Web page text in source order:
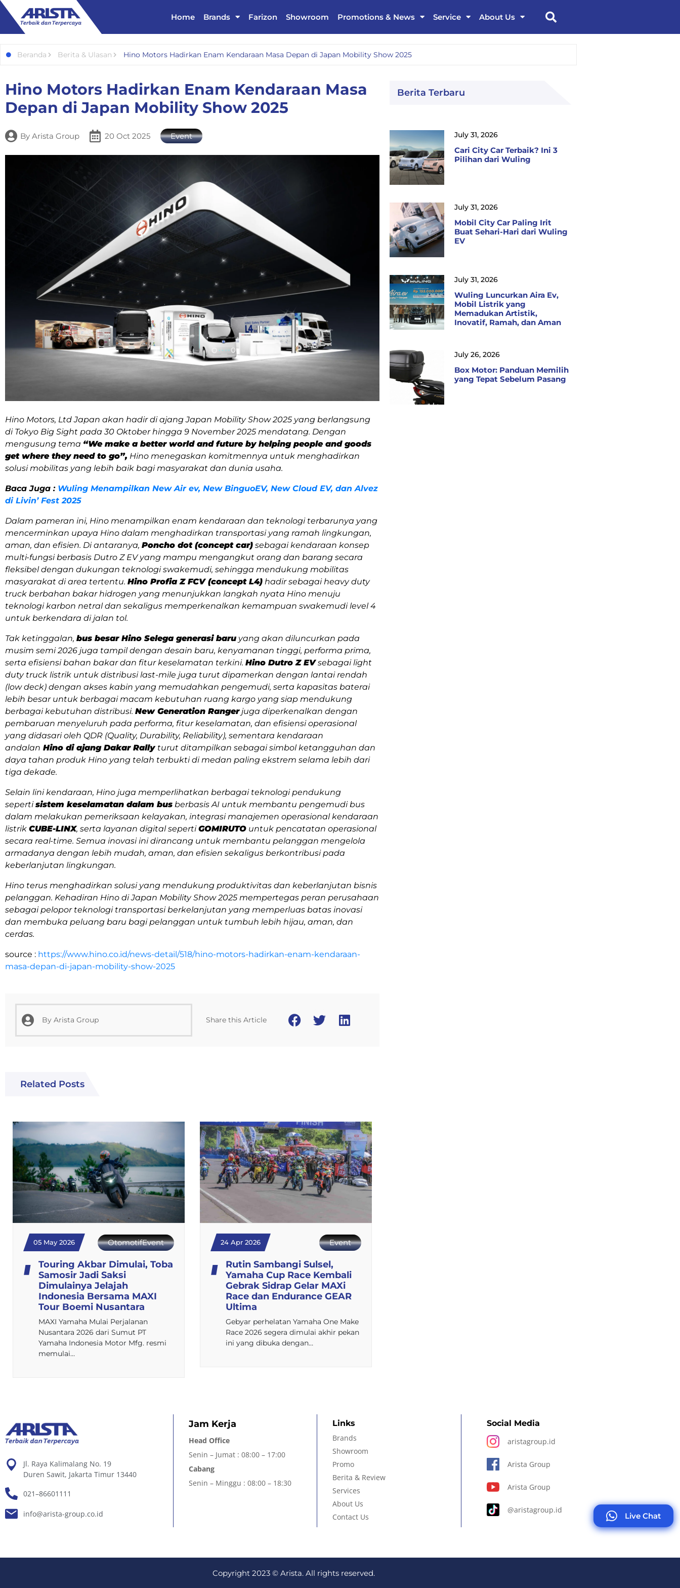
Home Brands Farizon Showroom Promotions & News Service About Us
Beranda Berita & Ulasan Hino Motors Hadirkan Enam Kendaraan Masa Depan di Japan Mobility Show 2025
Hino Motors Hadirkan Enam Kendaraan Masa
Depan di Japan Mobility Show 2025
By Arista Group 20 Oct 2025 Event
Hino Motors, Ltd Japan akan hadir di ajang Japan Mobility Show 2025 yang berlangsung
di Tokyo Big Sight pada 30 Oktober hingga 9 November 2025 mendatang. Dengan
mengusung tema “We make a better world and future by helping people and goods
get where they need to go”, Hino menegaskan komitmennya untuk menghadirkan
solusi mobilitas yang lebih baik bagi masyarakat dan dunia usaha.
Baca Juga : Wuling Menampilkan New Air ev, New BinguoEV, New Cloud EV, dan Alvez
di Livin’ Fest 2025
Dalam pameran ini, Hino menampilkan enam kendaraan dan teknologi terbarunya yang
mencerminkan upaya Hino dalam menghadirkan transportasi yang ramah lingkungan,
aman, dan efisien. Di antaranya, Poncho dot (concept car) sebagai kendaraan konsep
multi-fungsi berbasis Dutro Z EV yang mampu mengangkut orang dan barang secara
fleksibel dengan dukungan teknologi swakemudi, sehingga mendukung mobilitas
masyarakat di area tertentu. Hino Profia Z FCV (conceptL4) hadir sebagaiheavy duty
truck berbahan bakar hidrogen yang menunjukkan langkah nyata Hino menuju
teknologi karbon netral dan sekaligus memperkenalkan kemampuan swakemudi level 4
untuk berkendara di jalan tol.
Tak ketinggalan, bus besar Hino Selega generasi baruyang akan diluncurkan pada
musim semi 2026 juga tampil dengan desain baru, kenyamanan tinggi, performa prima,
serta efisiensi bahan bakar dan fitur keselamatan terkini. Hino Dutro Z EVsebagailight
duty truck listrik untuk distribusilast-mile juga turut dipamerkan dengan lantai rendah
(low deck) dengan akses kabin yang memudahkan pengemudi, serta kapasitas baterai
lebih besar untuk berbagai macam kebutuhan ruang kargo yang siap mendukung
berbagai kebutuhan distribusi. New Generation Rangerjuga diperkenalkan dengan
pembaruan menyeluruh pada performa, fitur keselamatan, dan efisiensi operasional
yang didasari oleh QDR (Quality, Durability, Reliability), sementara kendaraan
andalan Hino di ajang Dakar Rally turut ditampilkan sebagai simbol ketangguhan dan
daya tahan produk Hino yang telah terbukti di medan paling ekstrem selama lebih dari
tiga dekade.
Selain lini kendaraan, Hino juga memperlihatkan berbagai teknologi pendukung
sepertisistem keselamatan dalam bus berbasis AI untuk membantu pengemudi bus
dalam melakukan pemeriksaan kelayakan, integrasi manajemen operasional kendaraan
listrik CUBE-LINX, serta layanan digital sepertiGOMIRUTO untuk pencatatan operasional
secara real-time. Semua inovasi ini dirancang untuk membantu pelanggan mengelola
armadanya dengan lebih mudah, aman, dan efisien sekaligus berkontribusi pada
keberlanjutan lingkungan.
Hino terus menghadirkan solusi yang mendukung produktivitas dan keberlanjutan bisnis
pelanggan. Kehadiran Hino di Japan Mobility Show 2025 mempertegas peran perusahaan
sebagai pelopor teknologi transportasi berkelanjutan yang memperluas batas inovasi
dan membuka peluang baru bagi pelanggan untuk tumbuh lebih hijau, aman, dan
cerdas.
source : https://www.hino.co.id/news-detail/518/hino-motors-hadirkan-enam-kendaraan-
masa-depan-di-japan-mobility-show-2025
By Arista Group Share this Article
Related Posts
05 May 2026 OtomotifEvent
Touring Akbar Dimulai, Toba
Samosir Jadi Saksi
Dimulainya Jelajah
Indonesia Bersama MAXI
Tour Boemi Nusantara
MAXI Yamaha Mulai Perjalanan
Nusantara 2026 dari Sumut PT
Yamaha Indonesia Motor Mfg. resmi
memulai…
24 Apr 2026 Event
Rutin Sambangi Sulsel,
Yamaha Cup Race Kembali
Gebrak Sidrap Gelar MAXi
Race dan Endurance GEAR
Ultima
Gebyar perhelatan Yamaha One Make
Race 2026 segera dimulai akhir pekan
ini yang dibuka dengan…
Berita Terbaru
Cari City Car Terbaik? Ini 3
Pilihan dari Wuling
July 31, 2026
Mobil City Car Paling Irit
Buat Sehari-Hari dari Wuling
EV
July 31, 2026
Wuling Luncurkan Aira Ev,
Mobil Listrik yang
Memadukan Artistik,
Inovatif, Ramah, dan Aman
July 31, 2026
Box Motor: Panduan Memilih
yang Tepat Sebelum Pasang
July 26, 2026
Jl. Raya Kalimalang No. 19
Duren Sawit, Jakarta Timur 13440
021–86601111
info@arista-group.co.id
Jam Kerja
Head Office
Senin – Jumat : 08:00 – 17:00
Cabang
Senin – Minggu : 08:00 – 18:30
Links
Brands
Showroom
Promo
Berita & Review
Services
About Us
Contact Us
Social Media
aristagroup.id
Arista Group
Arista Group
@aristagroup.id
Copyright 2023 © Arista. All rights reserved.
Live Chat